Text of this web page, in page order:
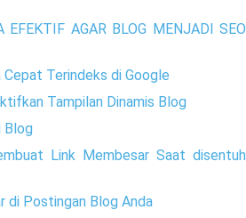
EFEKTIF AGAR BLOG MENJADI SEO
Terindeks di Google
Tampilan Dinamis Blog
Blog
Link Membesar Saat disentuh
di Postingan Blog Anda